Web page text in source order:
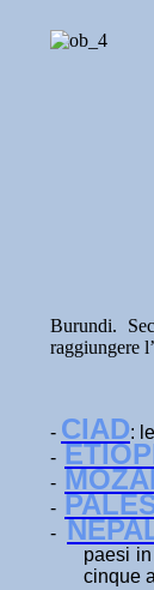
Burundi.
raggiungere
- CIAD:
-
-
-
-
paesi
cinque